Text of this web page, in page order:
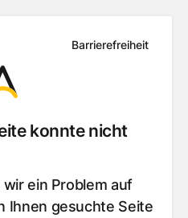
Barrierefreiheit
konnte nicht
ein Problem auf
Ihnen gesuchte Seite